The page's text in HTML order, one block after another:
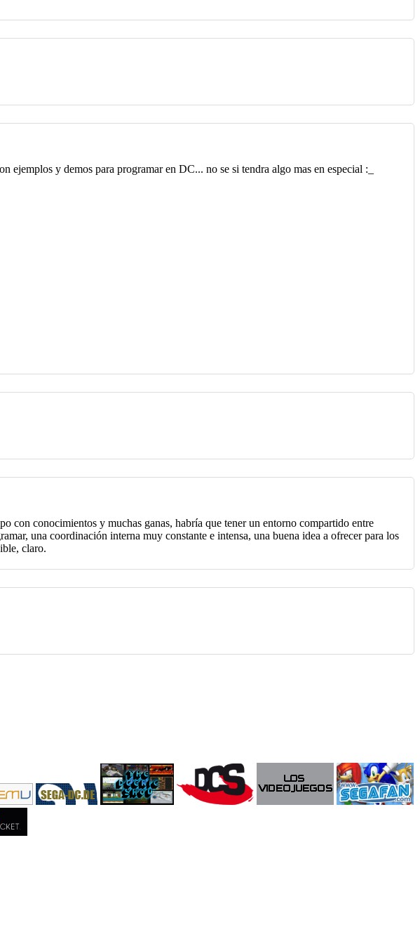
ejemplos y demos para programar en DC... no se si tendra algo mas en especial :_
con conocimientos y muchas ganas, habría que tener un entorno compartido entre
una coordinación interna muy constante e intensa, una buena idea a ofrecer para los
claro.